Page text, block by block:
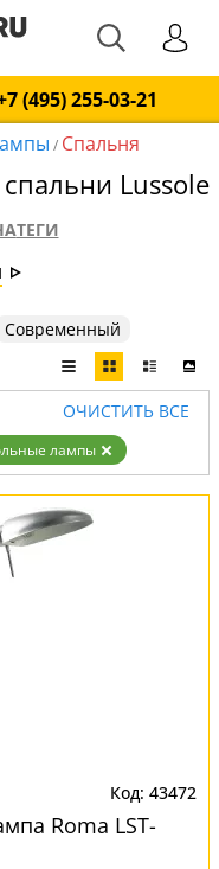
(495) 255-03-21
/ Спальня
Lussole
ТЕГИ
Современный
ОЧИСТИТЬ ВСЕ
лампы
43472
Roma LST-